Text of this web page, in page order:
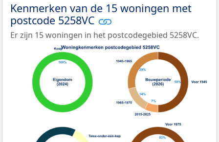
Kenmerken van de 15 woningen met
postcode 5258VC
Er zijn 15 woningen in het postcodegebied 5258VC.